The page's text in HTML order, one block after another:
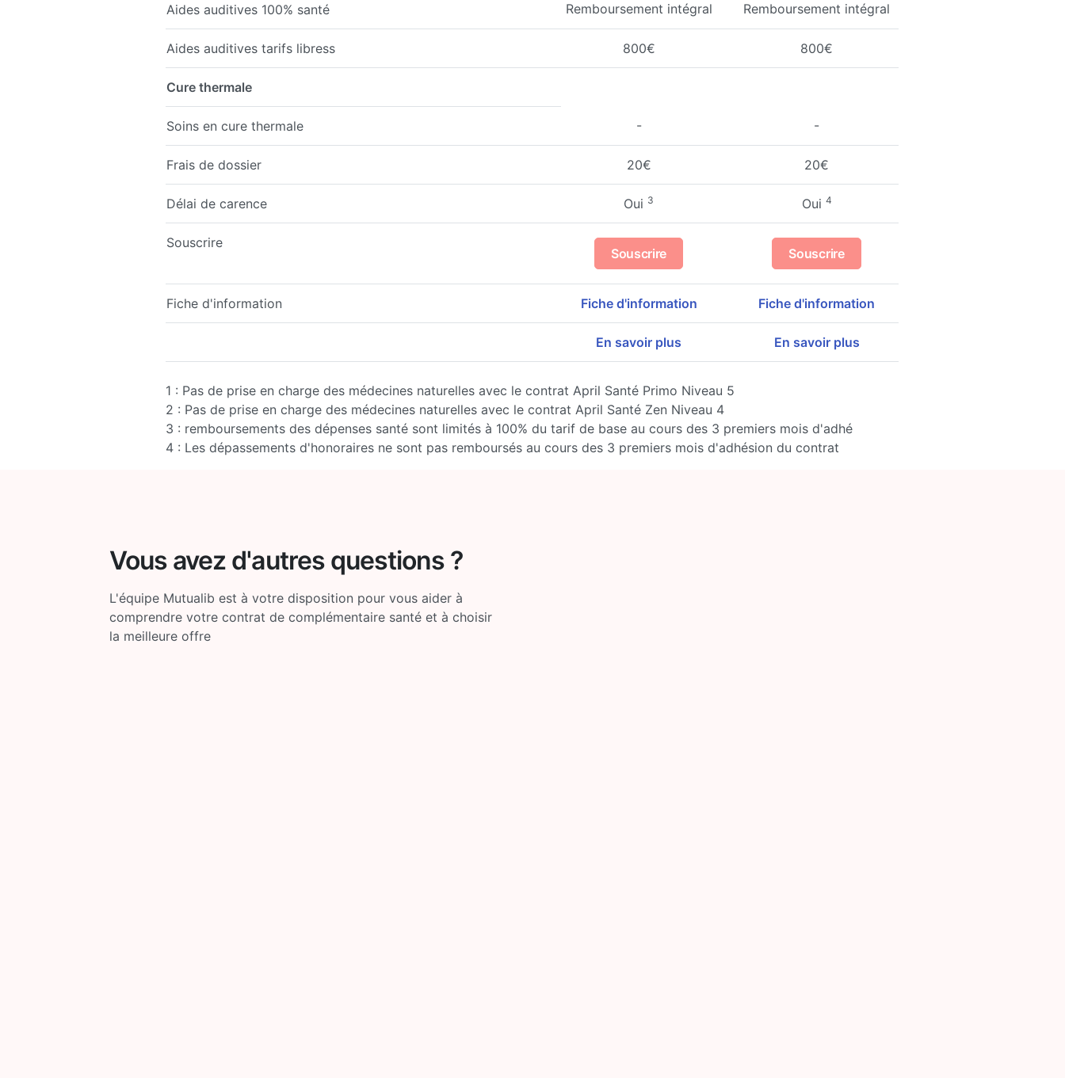
Aides auditives 100% santé Remboursement intégral Remboursement intégral
Aides auditives tarifs libress 800€ 800€
Cure thermale
Soins en cure thermale - -
Frais de dossier 20€ 20€
Délai de carence Oui 3 Oui 4
Souscrire
Souscrire Souscrire
Fiche d'information Fiche d'information Fiche d'information
En savoir plus En savoir plus
1 : Pas de prise en charge des médecines naturelles avec le contrat April Santé Primo Niveau 5
2 : Pas de prise en charge des médecines naturelles avec le contrat April Santé Zen Niveau 4
3 : remboursements des dépenses santé sont limités à 100% du tarif de base au cours des 3 premiers mois d'adhé
4 : Les dépassements d'honoraires ne sont pas remboursés au cours des 3 premiers mois d'adhésion du contrat
Vous avez d'autres questions ?
L'équipe Mutualib est à votre disposition pour vous aider à
comprendre votre contrat de complémentaire santé et à choisir
la meilleure offre